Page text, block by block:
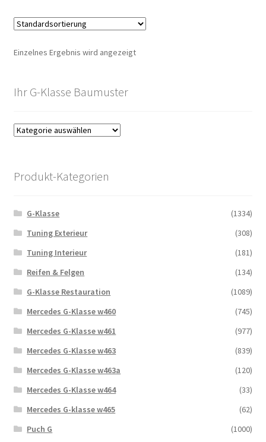
Einzelnes Ergebnis wird angezeigt
Ihr G-Klasse Baumuster
Produkt-Kategorien
G-Klasse
(1334)
Tuning Exterieur
(308)
Tuning Interieur
(181)
Reifen & Felgen
(134)
G-Klasse Restauration
(1089)
Mercedes G-Klasse w460
(745)
Mercedes G-Klasse w461
(977)
Mercedes G-Klasse w463
(839)
Mercedes G-Klasse w463a
(120)
Mercedes G-Klasse w464
(33)
Mercedes G-klasse w465
(62)
Puch G
(1000)